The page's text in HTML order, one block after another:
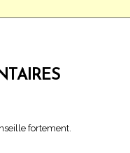
fortement.